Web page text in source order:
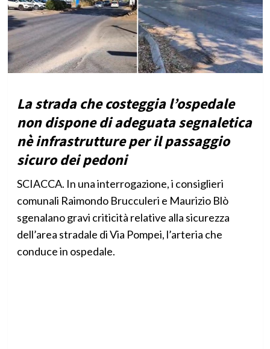
La strada che costeggia l’ospedale
non dispone di adeguata segnaletica
nè infrastrutture per il passaggio
sicuro dei pedoni
SCIACCA. In una interrogazione, i consiglieri
comunali Raimondo Brucculeri e Maurizio Blò
sgenalano gravi criticità relative alla sicurezza
dell’area stradale di Via Pompei, l’arteria che
conduce in ospedale.